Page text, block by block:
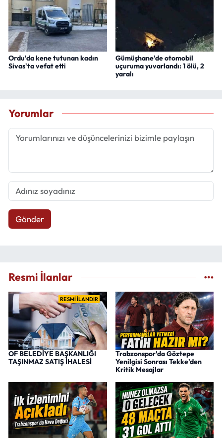
Ordu'da kene tutunan kadın
Sivas'ta vefat etti
Gümüşhane'de otomobil
uçuruma yuvarlandı: 1 ölü, 2
yaralı
Yorumlar
Gönder
Resmi İlanlar
RESMİ İLANDIR
OF BELEDİYE BAŞKANLIĞI
TAŞINMAZ SATIŞ İHALESİ
Trabzonspor’da Göztepe
Yenilgisi Sonrası Tekke’den
Kritik Mesajlar